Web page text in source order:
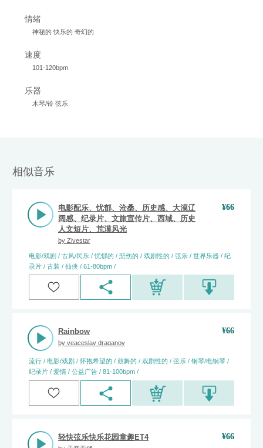
情绪
神秘的 快乐的 奇幻的
速度
101-120bpm
乐器
木琴/铃 弦乐
相似音乐
电影配乐、忧郁、沧桑、历史感、大漠辽
阔感、纪录片、文旅宣传片、西域、历史
人文短片、荒漠风光
by Zivestar
¥66
电影/戏剧 / 古风/民乐 / 忧郁的 / 悲伤的 / 戏剧性的 / 弦乐 / 世界乐器 / 纪
录片 / 古装 / 仙侠 / 61-80bpm /
Rainbow
by veaceslav draganov
¥66
流行 / 电影/戏剧 / 怀抱希望的 / 鼓舞的 / 戏剧性的 / 弦乐 / 钢琴/电钢琴 /
纪录片 / 爱情 / 公益广告 / 81-100bpm /
轻快弦乐快乐花园童趣ET4 ¥66